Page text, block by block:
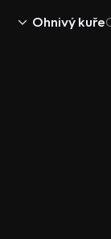
Ohnivý kuře